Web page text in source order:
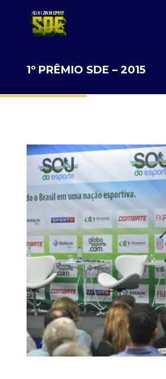
1º PRÊMIO SDE – 2015